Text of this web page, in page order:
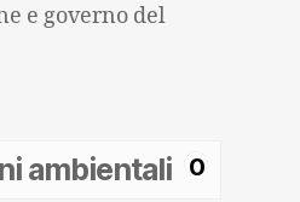
e governo del
0
ambientali